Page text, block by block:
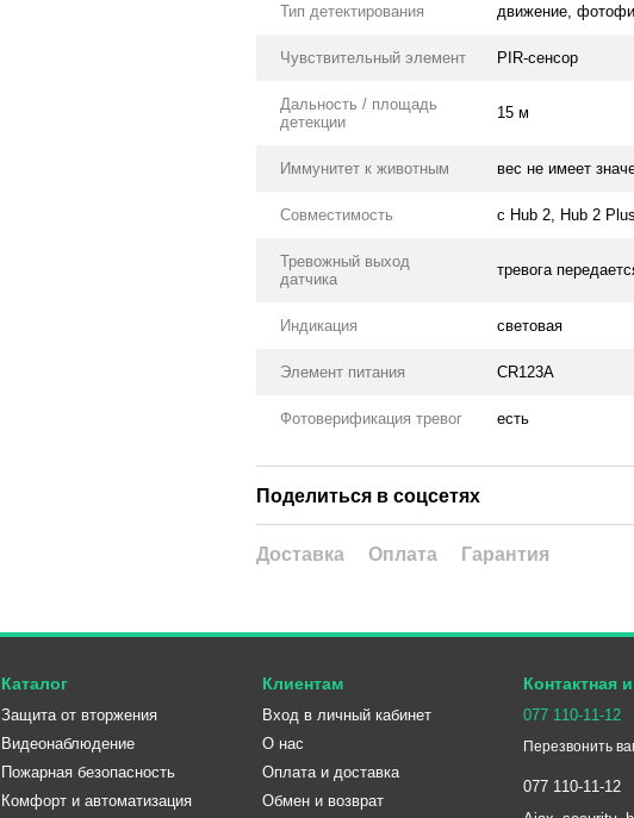
Тип детектирования движение,
Чувствительный элемент PIR-сенсор
Дальность / площадь
детекции
15 м
Иммунитет к животным вес не имеет
Совместимость с Hub 2, Hub 2 Plus
Тревожный выход
датчика
тревога
Индикация световая
Элемент питания CR123A
Фотоверификация тревог есть
Поделиться в соцсетях
Доставка Оплата Гарантия
Каталог
Защита от вторжения
Видеонаблюдение
Пожарная безопасность
Комфорт и автоматизация
Клиентам
Вход в личный кабинет
О нас
Оплата и доставка
Обмен и возврат
Контактная
077 110-11-12
Перезвонить
077 110-11-12